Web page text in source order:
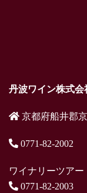
丹波ワイン株式会
京都府船井郡
0771-82-2002
ワイナリーツア
0771-82-2003